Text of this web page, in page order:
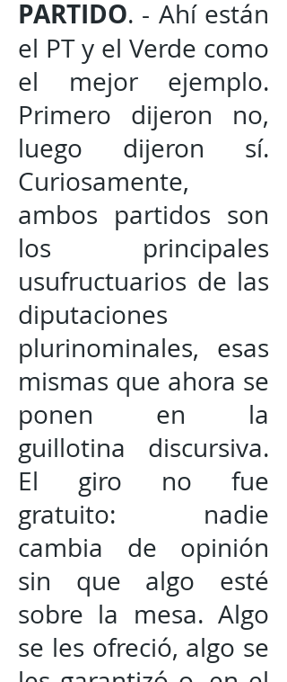
PARTIDO. - Ahí están
el PT y el Verde como
el mejor ejemplo.
Primero dijeron no,
luego dijeron sí.
Curiosamente,
ambos partidos son
los principales
usufructuarios de las
diputaciones
plurinominales, esas
mismas que ahora se
ponen en la
guillotina discursiva.
El giro no fue
gratuito: nadie
cambia de opinión
sin que algo esté
sobre la mesa. Algo
se les ofreció, algo se